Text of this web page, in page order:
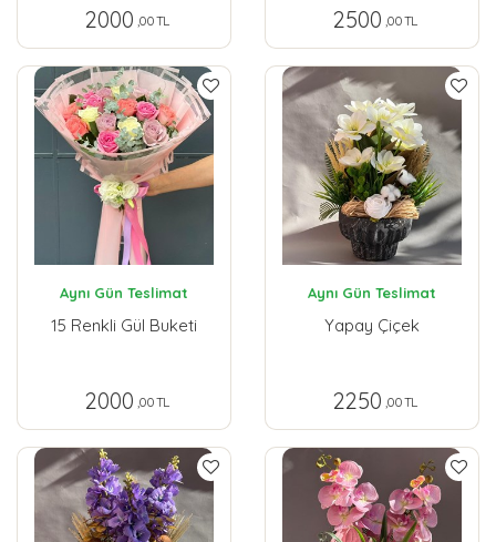
2000 ,00 TL 2500 ,00 TL
Aynı Gün Teslimat
15 Renkli Gül Buketi
2000 ,00 TL
Aynı Gün Teslimat
Yapay Çiçek
2250 ,00 TL